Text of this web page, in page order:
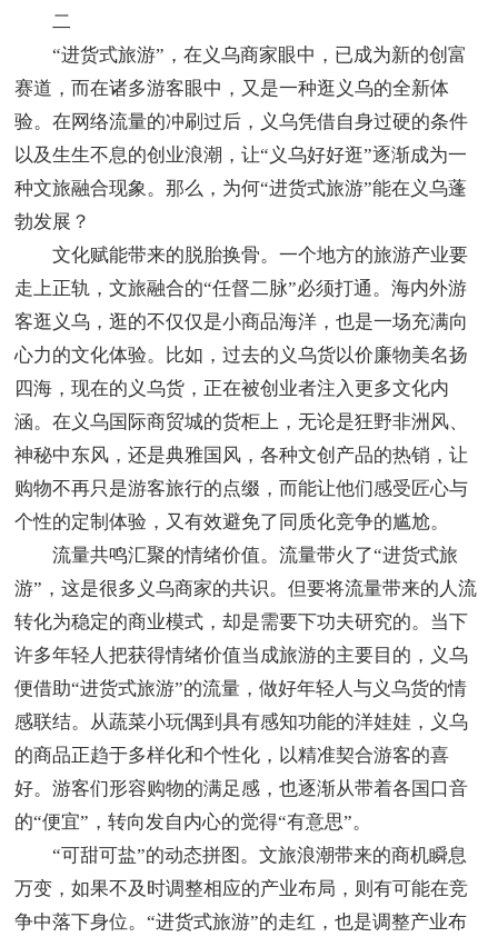
二
“进货式旅游”，在义乌商家眼中，已成为新的创富
赛道，而在诸多游客眼中，又是一种逛义乌的全新体
验。在网络流量的冲刷过后，义乌凭借自身过硬的条件
以及生生不息的创业浪潮，让“义乌好好逛”逐渐成为一
种文旅融合现象。那么，为何“进货式旅游”能在义乌蓬
勃发展？
文化赋能带来的脱胎换骨。一个地方的旅游产业要
走上正轨，文旅融合的“任督二脉”必须打通。海内外游
客逛义乌，逛的不仅仅是小商品海洋，也是一场充满向
心力的文化体验。比如，过去的义乌货以价廉物美名扬
四海，现在的义乌货，正在被创业者注入更多文化内
涵。在义乌国际商贸城的货柜上，无论是狂野非洲风、
神秘中东风，还是典雅国风，各种文创产品的热销，让
购物不再只是游客旅行的点缀，而能让他们感受匠心与
个性的定制体验，又有效避免了同质化竞争的尴尬。
流量共鸣汇聚的情绪价值。流量带火了“进货式旅
游”，这是很多义乌商家的共识。但要将流量带来的人流
转化为稳定的商业模式，却是需要下功夫研究的。当下
许多年轻人把获得情绪价值当成旅游的主要目的，义乌
便借助“进货式旅游”的流量，做好年轻人与义乌货的情
感联结。从蔬菜小玩偶到具有感知功能的洋娃娃，义乌
的商品正趋于多样化和个性化，以精准契合游客的喜
好。游客们形容购物的满足感，也逐渐从带着各国口音
的“便宜”，转向发自内心的觉得“有意思”。
“可甜可盐”的动态拼图。文旅浪潮带来的商机瞬息
万变，如果不及时调整相应的产业布局，则有可能在竞
争中落下身位。“进货式旅游”的走红，也是调整产业布